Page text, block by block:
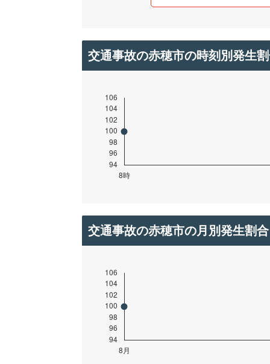
交通事故の赤穂市の時刻別発生
交通事故の赤穂市の月別発生割合